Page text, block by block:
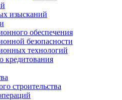
изысканий
обеспечения
безопасности
технологий
кредитования
строительства